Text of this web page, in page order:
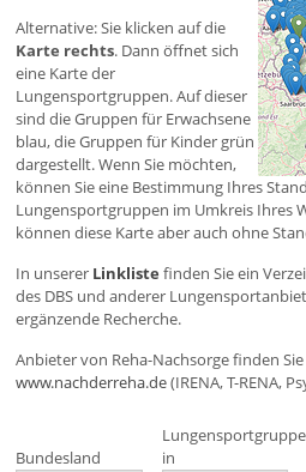
Alternative: Sie klicken auf die
Karte rechts. Dann öffnet sich
eine Karte der
Lungensportgruppen. Auf dieser
sind die Gruppen für Erwachsene
blau, die Gruppen für Kinder grün
dargestellt. Wenn Sie möchten,
können Sie eine Bestimmung Ihres
Lungensportgruppen im Umkreis Ihres
können diese Karte aber auch ohne
In unserer Linkliste finden Sie ein
des DBS und anderer
ergänzende Recherche.
Anbieter von Reha-Nachsorge finden
www.nachderreha.de(IRENA, T-RENA,
Bundesland
Lungensportgruppe
in